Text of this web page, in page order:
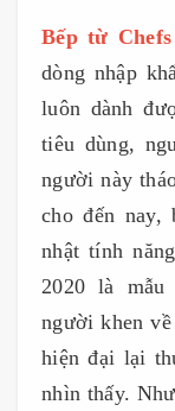
Bếp từ
dòng nhập
luôn dành
tiêu dùng,
người này
cho đến nay,
nhật tính
2020 là
người khen
hiện đại lại
nhìn thấy.